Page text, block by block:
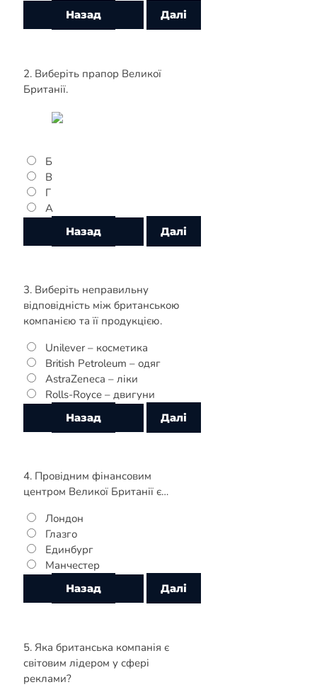
2. Виберіть прапор Великої
Британії.
Б
В
Г
А
3. Виберіть неправильну
відповідність між британською
компанією та її продукцією.
Unilever – косметика
British Petroleum – одяг
AstraZeneca – ліки
Rolls-Royce – двигуни
4. Провідним фінансовим
центром Великої Британії є…
Лондон
Глазго
Единбург
Манчестер
5. Яка британська компанія є
світовим лідером у сфері
реклами?